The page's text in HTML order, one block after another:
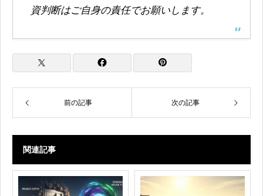
資判断はご自身の責任でお願いします。
前の記事 次の記事
関連記事